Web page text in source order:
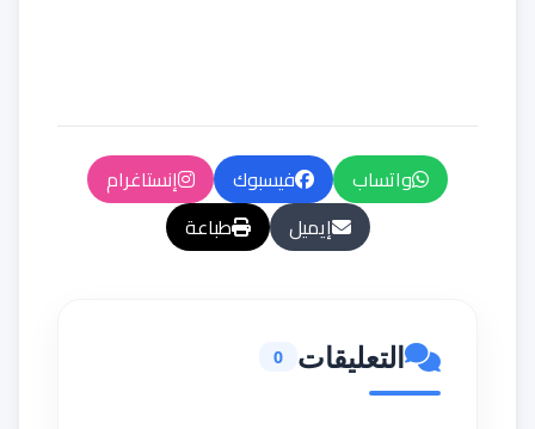
واتساب فيسبوك
إنستاغرام
إيميل
طباعة
التعليقات 0